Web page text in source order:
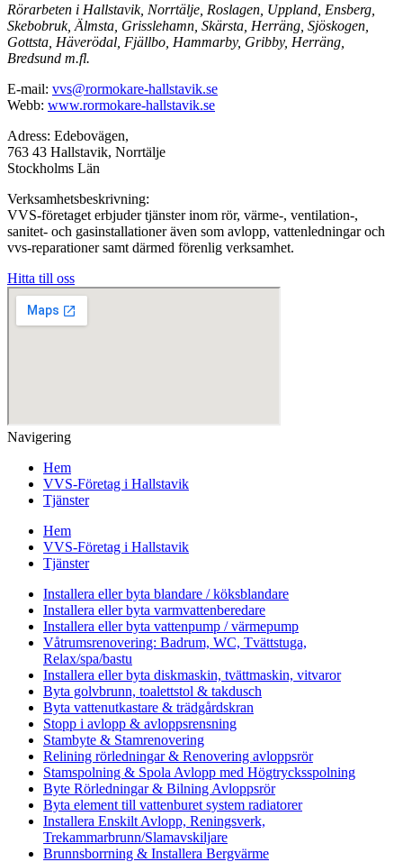
Rörarbeten i Hallstavik, Norrtälje, Roslagen, Uppland, Ensberg,
Skebobruk, Älmsta, Grisslehamn, Skärsta, Herräng, Sjöskogen,
Gottsta, Häverödal, Fjällbo, Hammarby, Gribby, Herräng,
Bredsund m.fl.
E-mail: vvs@rormokare-hallstavik.se
Webb: www.rormokare-hallstavik.se
Adress: Edebovägen,
763 43 Hallstavik, Norrtälje
Stockholms Län
Verksamhetsbeskrivning:
VVS-företaget erbjuder tjänster inom rör, värme-, ventilation-,
sanitet- och gasinstallationer även som avlopp, vattenledningar och
vvs-reparationer samt därmed förenlig verksamhet.
Hitta till oss
Navigering
Hem
VVS-Företag i Hallstavik
Tjänster
Hem
VVS-Företag i Hallstavik
Tjänster
Installera eller byta blandare / köksblandare
Installera eller byta varmvattenberedare
Installera eller byta vattenpump / värmepump
Våtrumsrenovering: Badrum, WC, Tvättstuga,
Relax/spa/bastu
Installera eller byta diskmaskin, tvättmaskin, vitvaror
Byta golvbrunn, toalettstol & takdusch
Byta vattenutkastare & trädgårdskran
Stopp i avlopp & avloppsrensning
Stambyte & Stamrenovering
Relining rörledningar & Renovering avloppsrör
Stamspolning & Spola Avlopp med Högtrycksspolning
Byte Rörledningar & Bilning Avloppsrör
Byta element till vattenburet system radiatorer
Installera Enskilt Avlopp, Reningsverk,
Trekammarbrunn/Slamavskiljare
Brunnsborrning & Installera Bergvärme